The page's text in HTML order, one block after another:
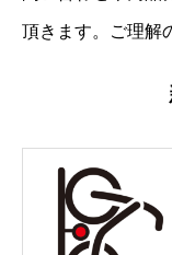
頂きます。ご理解